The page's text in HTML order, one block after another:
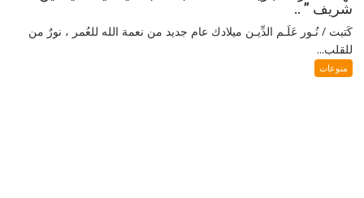
شريف ” ..
كَتبت / نُـور عَلَـم الدِّيـن ميلادك عام جديد من نعمة الله للعُمر ، نورٌ من
للقلب...
منوعات